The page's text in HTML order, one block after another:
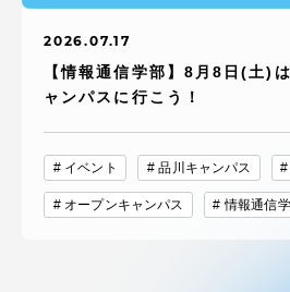
2026.07.17
【情報通信学部】8月8日(土)
ャンパスに行こう！
イベント 品川キャンパス
オープンキャンパス 情報通信